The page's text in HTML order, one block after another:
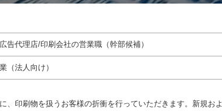
告代理店/印刷会社の営業職（幹部候補）
法人向け）
、印刷物を扱うお客様の折衝を行っていただきます。新規およ